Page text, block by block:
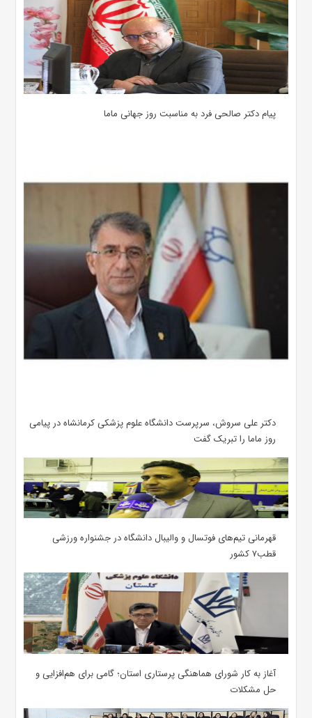
پیام دکتر صالحی فرد به مناسبت روز جهانی ماما
دکتر علی سروش، سرپرست دانشگاه علوم پزشکی کرمانشاه در پیامی
روز ماما را تبریک گفت
قهرمانی تیم‌های فوتسال و والیبال دانشگاه در جشنواره ورزشی
قطب۷ کشور
آغاز به کار شورای هماهنگی پرستاری استان؛ گامی برای هم‌افزایی و
حل مشکلات